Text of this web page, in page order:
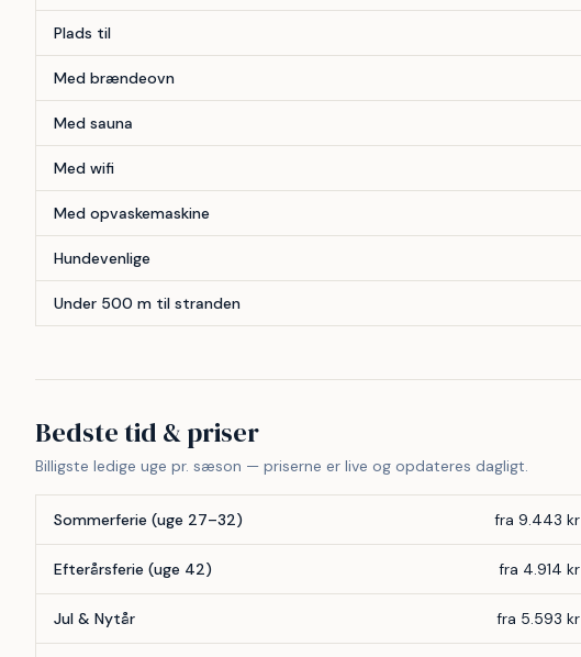
Plads til
Med brændeovn
Med sauna
Med wifi
Med opvaskemaskine
Hundevenlige
Under 500 m til stranden
Bedste tid & priser
Billigste ledige uge pr. sæson — priserne er live og opdateres dagligt.
Sommerferie (uge 27–32) fra 9.443 kr
Efterårsferie (uge 42) fra 4.914 kr
Jul & Nytår fra 5.593 kr